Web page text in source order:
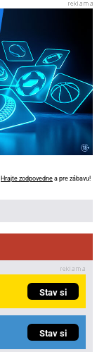
Hrajte zodpovedne a pre zábavu!
Stav si
Stav si